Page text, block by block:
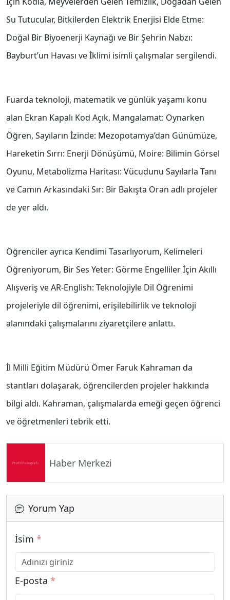
Su Tutucular, Bitkilerden Elektrik Enerjisi Elde Etme:
Doğal Bir Biyoenerji Kaynağı ve Bir Şehrin Nabzı:
Bayburt’un Havası ve İklimi isimli çalışmalar sergilendi.
Fuarda teknoloji, matematik ve günlük yaşamı konu
alan Ekran Kapalı Kod Açık, Mangalamat: Oynarken
Öğren, Sayıların İzinde: Mezopotamya’dan Günümüze,
Hareketin Sırrı: Enerji Dönüşümü, Moire: Bilimin Görsel
Oyunu, Metabolizma Haritası: Vücudunu Sayılarla Tanı
ve Camın Arkasındaki Sır: Bir Bakışta Oran adlı projeler
de yer aldı.
Öğrenciler ayrıca Kendimi Tasarlıyorum, Kelimeleri
Öğreniyorum, Bir Ses Yeter: Görme Engelliler İçin Akıllı
Alışveriş ve AR-English: Teknolojiyle Dil Öğrenimi
projeleriyle dil öğrenimi, erişilebilirlik ve teknoloji
alanındaki çalışmalarını ziyaretçilere anlattı.
İl Milli Eğitim Müdürü Ömer Faruk Kahraman da
stantları dolaşarak, öğrencilerden projeler hakkında
bilgi aldı. Kahraman, çalışmalarda emeği geçen öğrenci
ve öğretmenleri tebrik etti.
Haber Merkezi
Yorum Yap
İsim *
E-posta *